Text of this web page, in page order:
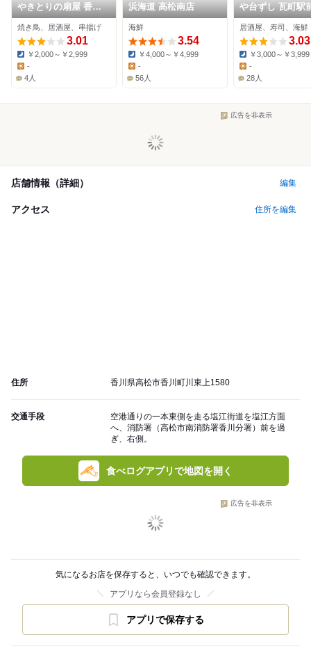
やきとりの扇屋 香川
町店
焼き鳥、居酒屋、串揚げ
3.01
Dinner:
￥2,000～￥2,999
Lunch:
-
4人
浜海道 高松南店
海鮮
3.54
Dinner:
￥4,000～￥4,999
Lunch:
-
56人
や台ずし 瓦町駅
居酒屋、寿司、海鮮
3.03
Dinner:
￥3,000～￥3,999
Lunch:
-
28人
広告を非表示
店舗情報（詳細） 編集
アクセス 住所を編集
住所 香川県高松市香川町川東上1580
交通手段
空港通りの一本東側を走る塩江街道を塩江方面
へ、消防署（高松市南消防署香川分署）前を過
ぎ、右側。
食べログアプリで地図を開く
広告を非表示
気になるお店を保存すると、いつでも確認できます。
アプリなら会員登録なし
アプリで保存する